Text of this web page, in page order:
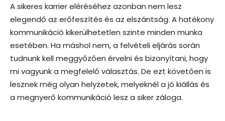
A sikeres karrier eléréséhez azonban nem lesz
elegendő az erőfeszítés és az elszántság. A hatékony
kommunikáció kikerülhetetlen szinte minden munka
esetében. Ha máshol nem, a felvételi eljárás során
tudnunk kell meggyőzően érvelni és bizonyítani, hogy
mi vagyunk a megfelelő választás. De ezt követően is
lesznek még olyan helyzetek, melyeknél a jó kiállás és
a megnyerő kommunikáció lesz a siker záloga.